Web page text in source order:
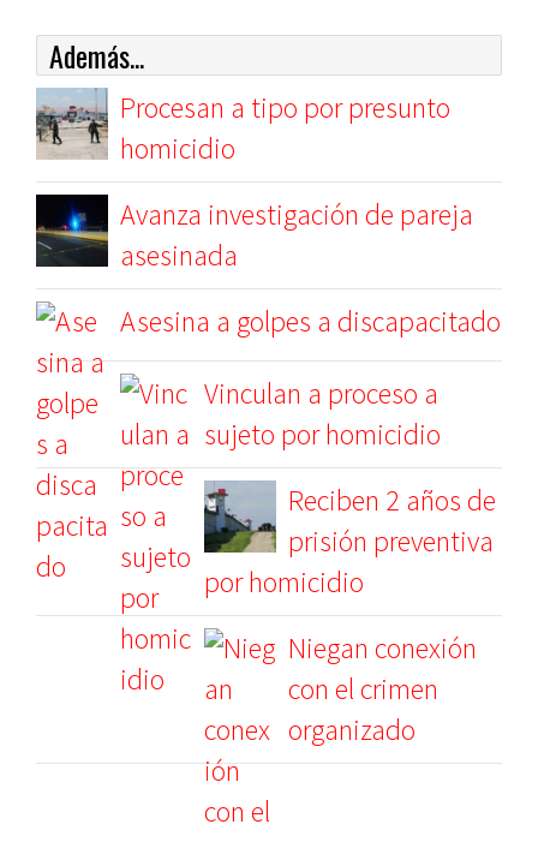
Además...
Procesan a tipo por presunto
homicidio
Avanza investigación de pareja
asesinada
Asesina a golpes a discapacitado
Vinculan a proceso a
sujeto por homicidio
Reciben 2 años de
prisión preventiva
por homicidio
Niegan conexión
con el crimen
organizado